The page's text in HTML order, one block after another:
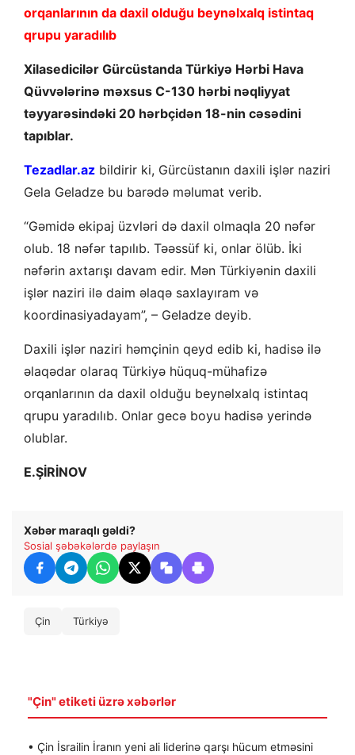
orqanlarının da daxil olduğu beynəlxalq istintaq
qrupu yaradılıb
Xilasedicilər Gürcüstanda Türkiyə Hərbi Hava
Qüvvələrinə məxsus C-130 hərbi nəqliyyat
təyyarəsindəki 20 hərbçidən 18-nin cəsədini
tapıblar.
Tezadlar.az bildirir ki, Gürcüstanın daxili işlər naziri
Gela Geladze bu barədə məlumat verib.
“Gəmidə ekipaj üzvləri də daxil olmaqla 20 nəfər
olub. 18 nəfər tapılıb. Təəssüf ki, onlar ölüb. İki
nəfərin axtarışı davam edir. Mən Türkiyənin daxili
işlər naziri ilə daim əlaqə saxlayıram və
koordinasiyadayam”, – Geladze deyib.
Daxili işlər naziri həmçinin qeyd edib ki, hadisə ilə
əlaqədar olaraq Türkiyə hüquq-mühafizə
orqanlarının da daxil olduğu beynəlxalq istintaq
qrupu yaradılıb. Onlar gecə boyu hadisə yerində
olublar.
E.ŞİRİNOV
Xəbər maraqlı gəldi?
Sosial şəbəkələrdə paylaşın
Çin Türkiyə
"Çin" etiketi üzrə xəbərlər
• Çin İsrailin İranın yeni ali liderinə qarşı hücum etməsini